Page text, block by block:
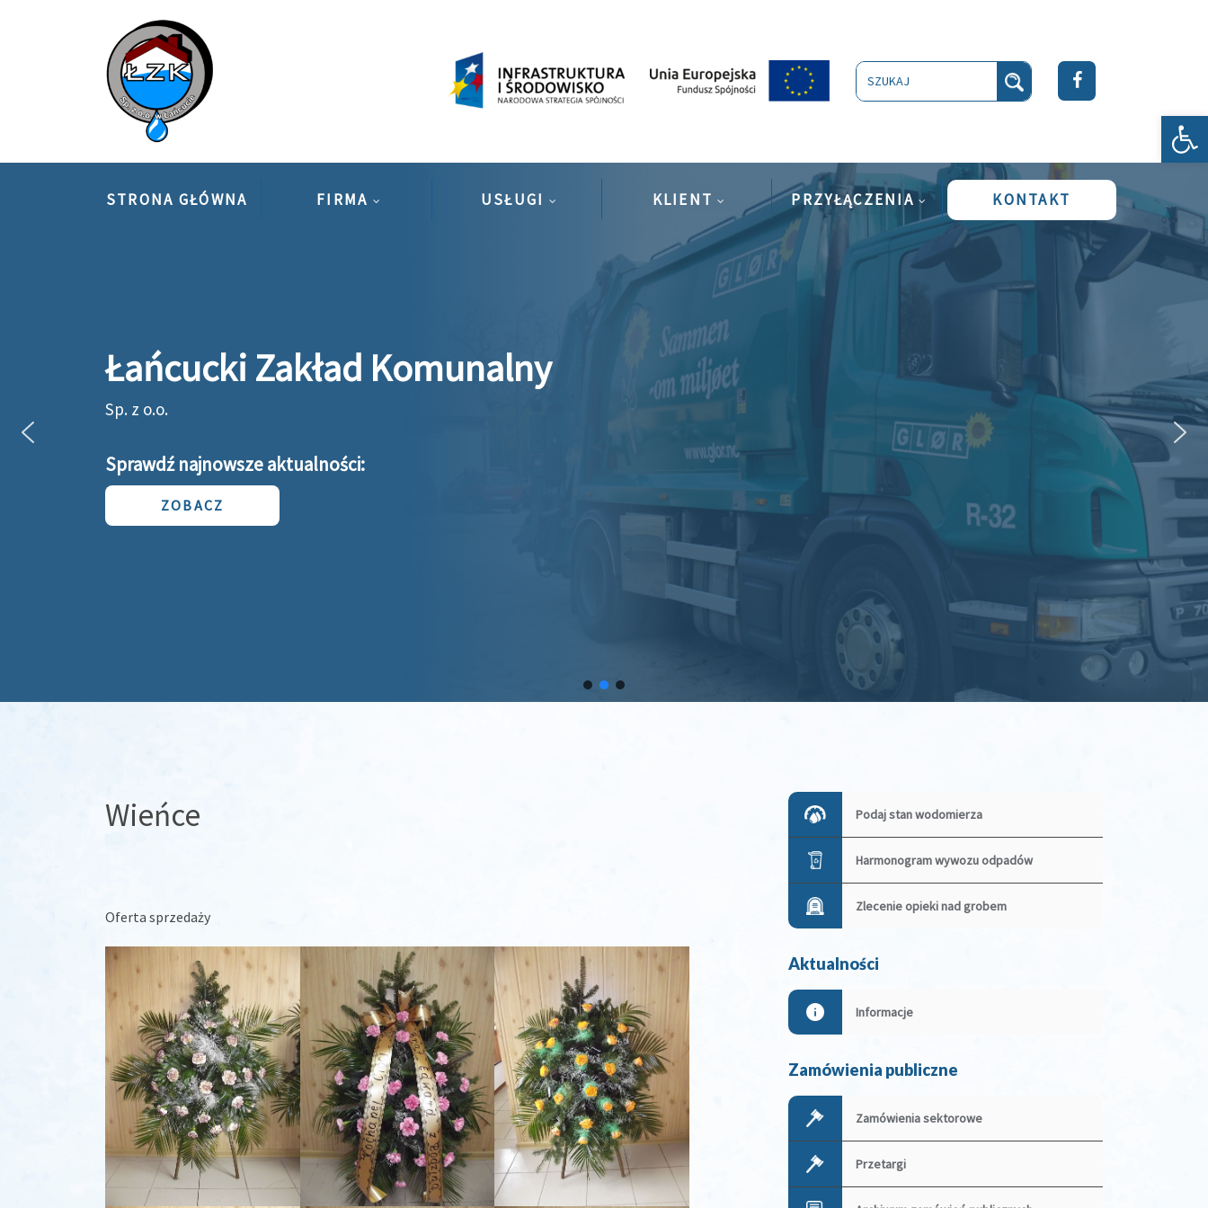
Szukaj
STRONA GŁÓWNA FIRMA USŁUGI KLIENT PRZYŁĄCZENIA KONTAKT
Łańcucki Zakład Komunalny
Sp. z o.o.
Sprawdź najnowsze aktualności:
ZOBACZ
Wieńce
Oferta sprzedaży
Podaj stan wodomierza
Harmonogram wywozu odpadów
Zlecenie opieki nad grobem
Aktualności
Informacje
Zamówienia publiczne
Zamówienia sektorowe
Przetargi